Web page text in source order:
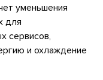
уменьшения
для
сервисов,
и охлаждение